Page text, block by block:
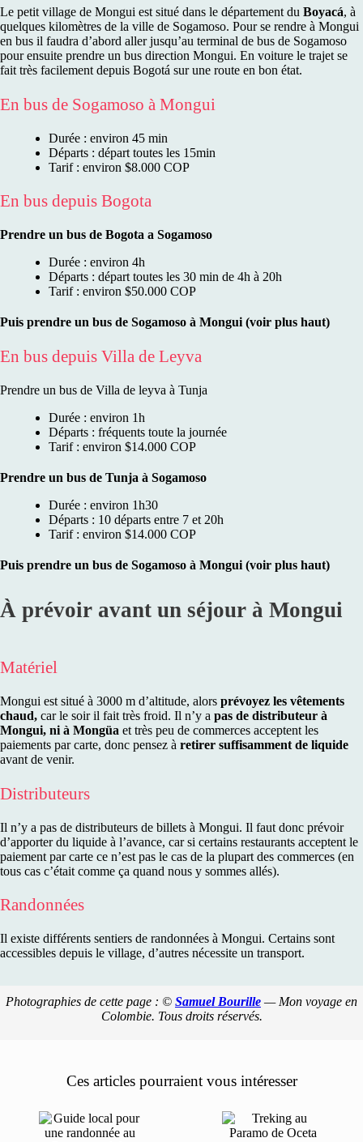
Le petit village de Mongui est situé dans le département du Boyacá, à
quelques kilomètres de la ville de Sogamoso. Pour se rendre à Mongui
en bus il faudra d’abord aller jusqu’au terminal de bus de Sogamoso
pour ensuite prendre un bus direction Mongui. En voiture le trajet se
fait très facilement depuis Bogotá sur une route en bon état.
En bus de Sogamoso à Mongui
Durée : environ 45 min
Départs : départ toutes les 15min
Tarif : environ $8.000 COP
En bus depuis Bogota
Prendre un bus de Bogota a Sogamoso
Durée : environ 4h
Départs : départ toutes les 30 min de 4h à 20h
Tarif : environ $50.000 COP
Puis prendre un bus de Sogamoso à Mongui (voir plus haut)
En bus depuis Villa de Leyva
Prendre un bus de Villa de leyva à Tunja
Durée : environ 1h
Départs : fréquents toute la journée
Tarif : environ $14.000 COP
Prendre un bus de Tunja à Sogamoso
Durée : environ 1h30
Départs : 10 départs entre 7 et 20h
Tarif : environ $14.000 COP
Puis prendre un bus de Sogamoso à Mongui (voir plus haut)
À prévoir avant un séjour à Mongui
Matériel
Mongui est situé à 3000 m d’altitude, alors prévoyez les vêtements
chaud, car le soir il fait très froid. Il n’y a pas de distributeur à
Mongui, ni à Mongüa et très peu de commerces acceptent les
paiements par carte, donc pensez à retirer suffisamment de liquide
avant de venir.
Distributeurs
Il n’y a pas de distributeurs de billets à Mongui. Il faut donc prévoir
d’apporter du liquide à l’avance, car si certains restaurants acceptent le
paiement par carte ce n’est pas le cas de la plupart des commerces (en
tous cas c’était comme ça quand nous y sommes allés).
Randonnées
Il existe différents sentiers de randonnées à Mongui. Certains sont
accessibles depuis le village, d’autres nécessite un transport.
Photographies de cette page : © Samuel Bourille — Mon voyage en
Colombie. Tous droits réservés.
Ces articles pourraient vous intéresser